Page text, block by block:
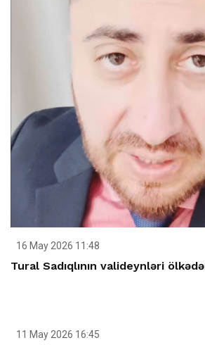
16 May 2026 11:48
Tural Sadıqlının valideynləri
11 May 2026 16:45